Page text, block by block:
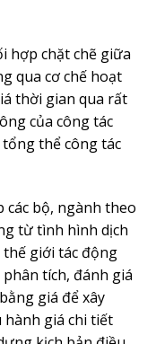
hợp chặt chẽ giữa
qua cơ chế hoạt
thời gian qua rất
của công tác
thể công tác
các bộ, ngành theo
từ tình hình dịch
giới tác động
tích, đánh giá
giá để xây
hành giá chi tiết